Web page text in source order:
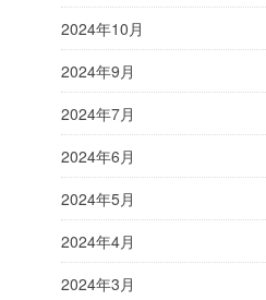
2024年10月
2024年9月
2024年7月
2024年6月
2024年5月
2024年4月
2024年3月